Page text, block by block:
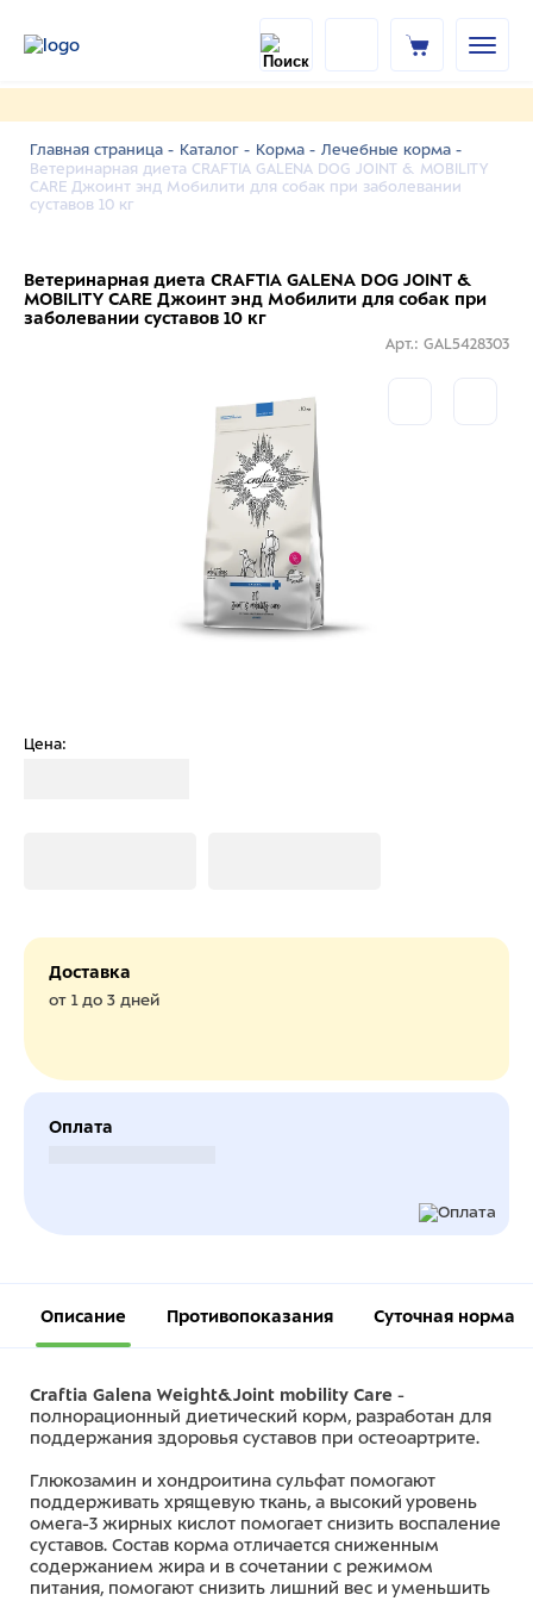
Главная страница - Каталог - Корма - Лечебные корма -
Ветеринарная диета CRAFTIA GALENA DOG JOINT & MOBILITY
CARE Джоинт энд Мобилити для собак при заболевании
суставов 10 кг
Ветеринарная диета CRAFTIA GALENA DOG JOINT &
MOBILITY CARE Джоинт энд Мобилити для собак при
заболевании суставов 10 кг
Арт.: GAL5428303
Цена:
Доставка
от 1 до 3 дней
Оплата
Описание Противопоказания Суточная норма
Craftia Galena Weight&Joint mobility Care -
полнорационный диетический корм, разработан для
поддержания здоровья суставов при остеоартрите.
Глюкозамин и хондроитина сульфат помогают
поддерживать хрящевую ткань, а высокий уровень
омега-3 жирных кислот помогает снизить воспаление
суставов. Состав корма отличается сниженным
содержанием жира и в сочетании с режимом
питания, помогают снизить лишний вес и уменьшить